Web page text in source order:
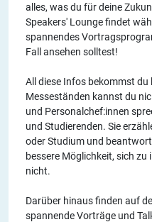
alles, was du für deine
Speakers' Lounge findet
spannendes
Fall ansehen solltest!
All diese Infos bekommst du
Messeständen kannst du
und Personalchef:innen
und Studierenden. Sie
oder Studium und
bessere Möglichkeit, sich
nicht.
Darüber hinaus finden auf
spannende Vorträge und